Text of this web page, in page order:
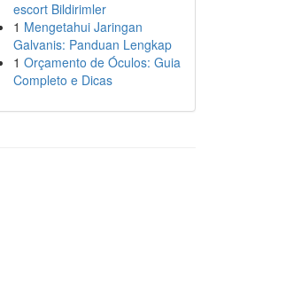
escort Bildirimler
1 Mengetahui Jaringan
Galvanis: Panduan Lengkap
1 Orçamento de Óculos: Guia
Completo e Dicas